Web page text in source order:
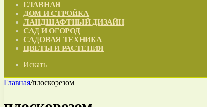
ГЛАВНАЯ
ДОМ И СТРОЙКА
ЛАНДШАФТНЫЙ ДИЗАЙН
САД И ОГОРОД
САДОВАЯ ТЕХНИКА
ЦВЕТЫ И РАСТЕНИЯ
Искать
Главная/плоскорезом